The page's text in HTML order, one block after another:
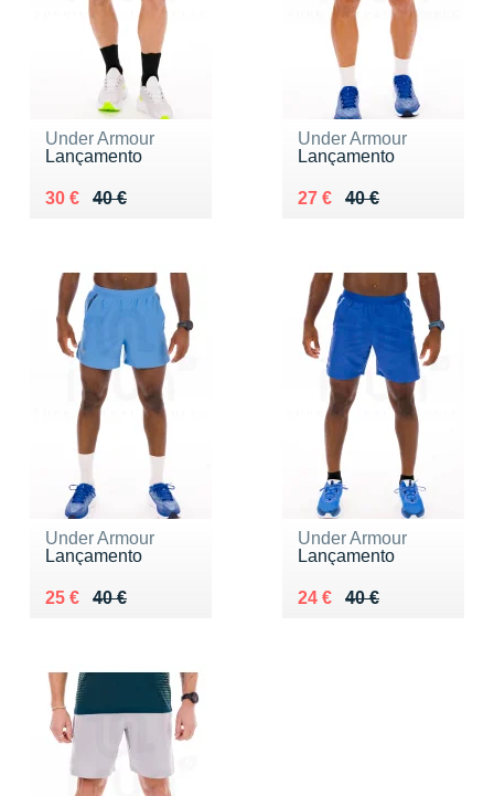
Under Armour
Lançamento
40 €
Au lieu de 40 €
30 €
Vendu 30 €
Under Armour
Lançamento
40 €
Au lieu de 40 €
27 €
Vendu 27 €
Under Armour
Lançamento
40 €
Au lieu de 40 €
25 €
Vendu 25 €
Under Armour
Lançamento
40 €
Au lieu de 40 €
24 €
Vendu 24 €